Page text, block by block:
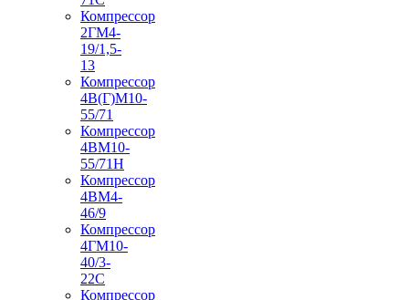
Компрессор
2ГМ4-
19/1,5-
13
Компрессор
4В(Г)М10-
55/71
Компрессор
4ВМ10-
55/71Н
Компрессор
4ВМ4-
46/9
Компрессор
4ГМ10-
40/3-
22С
Компрессор